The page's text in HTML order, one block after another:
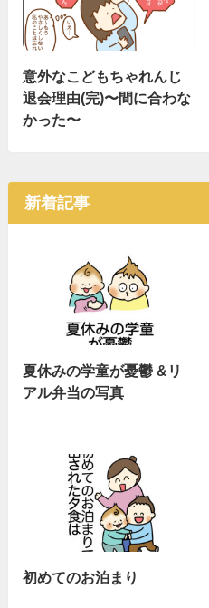
意外なこどもちゃれんじ
退会理由(完)〜間に合わな
かった〜
新着記事
夏休みの学童が憂鬱 &リ
アル弁当の写真
初めてのお泊まり